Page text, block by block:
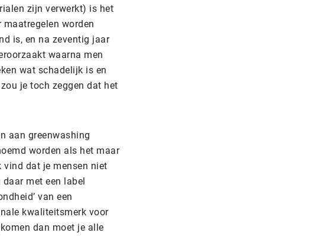
zijn verwerkt) is het
worden
is, en na zeventig jaar
waarna men
wat schadelijk is en
je toch zeggen dat het
aan greenwashing
worden als het maar
dat je mensen niet
met een label
van een
kwaliteitsmerk voor
dan moet je alle